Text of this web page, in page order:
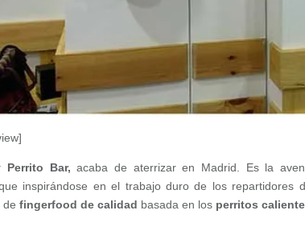
Perrito Bar, acaba de aterrizar en Madrid. Es la
inspirándose en el trabajo duro de los repartidores
defingerfood de calidad basada en los perritos